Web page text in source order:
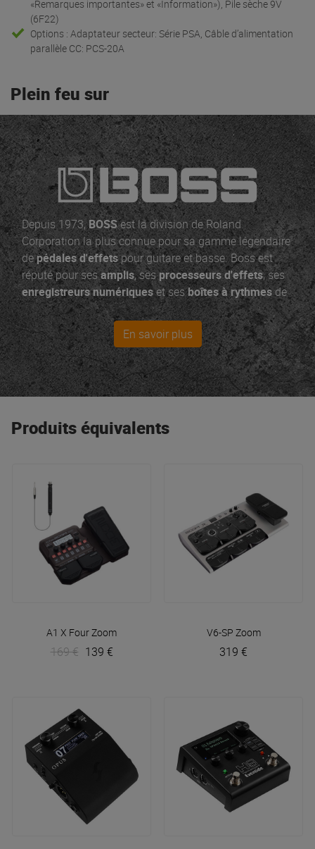
«Remarques importantes» et «Information»), Pile sèche 9V
(6F22)
Options : Adaptateur secteur: Série PSA, Câble d’alimentation
parallèle CC: PCS-20A
Plein feu sur
Depuis 1973,BOSSest la division de Roland
Corporation la plus connue pour sa gamme légendaire
depédales d'effetspour guitare et basse. Boss est
réputé pour sesamplis, sesprocesseurs d'effets, ses
enregistreurs numériqueset sesboîtes à rythmesde
la Boss SD1 en passant par la METAL ZONE. BOSS
vous offre les outils créatifs dont vous avez besoin
pour passer moins de temps à bidouiller et plus de
temps à jouer !
En savoir plus
Produits équivalents
A1 X FourZoom
169 € 139 €
V6-SP Zoom
319 €